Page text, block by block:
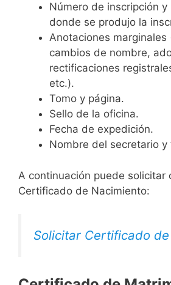
Número de inscripción y
donde se produjo la
Anotaciones marginales
cambios de nombre,
rectificaciones
etc.).
Tomo y página.
Sello de la oficina.
Fecha de expedición.
Nombre del secretario y
A continuación puede solicitar
Certificado de Nacimiento:
Solicitar Certificado